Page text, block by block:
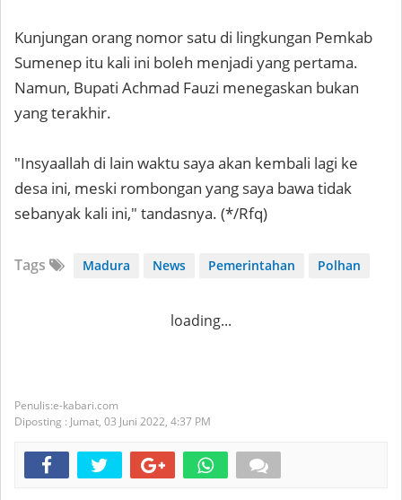
Kunjungan orang nomor satu di lingkungan Pemkab
Sumenep itu kali ini boleh menjadi yang pertama.
Namun, Bupati Achmad Fauzi menegaskan bukan
yang terakhir.
"Insyaallah di lain waktu saya akan kembali lagi ke
desa ini, meski rombongan yang saya bawa tidak
sebanyak kali ini," tandasnya. (*/Rfq)
Tags Madura News Pemerintahan Polhan
loading...
e-kabari.com
Diposting : Jumat, 03 Juni 2022, 4:37 PM